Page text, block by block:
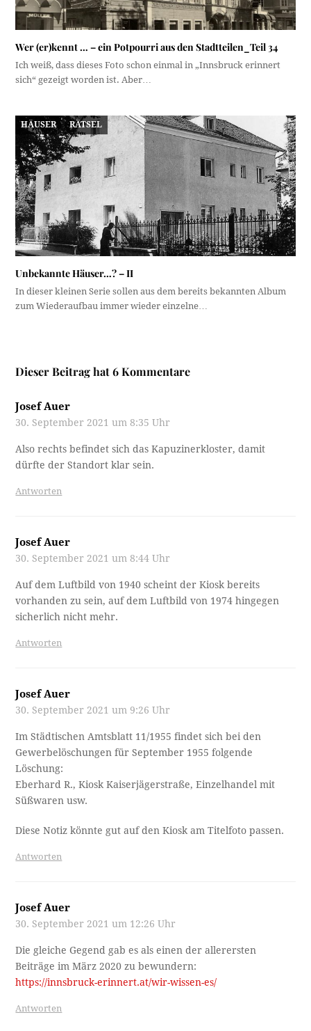
Wer (er)kennt … – ein Potpourri aus den Stadtteilen_Teil 34
Ich weiß, dass dieses Foto schon einmal in „Innsbruck erinnert
sich“ gezeigt worden ist. Aber…
HÄUSER RÄTSEL
Unbekannte Häuser…? – II
In dieser kleinen Serie sollen aus dem bereits bekannten Album
zum Wiederaufbau immer wieder einzelne…
Dieser Beitrag hat 6 Kommentare
Josef Auer
30. September 2021 um 8:35 Uhr
Also rechts befindet sich das Kapuzinerkloster, damit
dürfte der Standort klar sein.
Antworten
Josef Auer
30. September 2021 um 8:44 Uhr
Auf dem Luftbild von 1940 scheint der Kiosk bereits
vorhanden zu sein, auf dem Luftbild von 1974 hingegen
sicherlich nicht mehr.
Antworten
Josef Auer
30. September 2021 um 9:26 Uhr
Im Städtischen Amtsblatt 11/1955 findet sich bei den
Gewerbelöschungen für September 1955 folgende
Löschung:
Eberhard R., Kiosk Kaiserjägerstraße, Einzelhandel mit
Süßwaren usw.
Diese Notiz könnte gut auf den Kiosk am Titelfoto passen.
Antworten
Josef Auer
30. September 2021 um 12:26 Uhr
Die gleiche Gegend gab es als einen der allerersten
Beiträge im März 2020 zu bewundern:
https://innsbruck-erinnert.at/wir-wissen-es/
Antworten